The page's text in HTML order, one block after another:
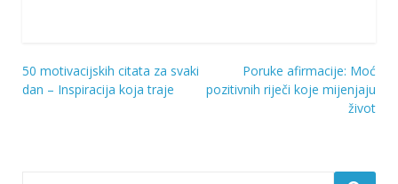
Navigacija
50 motivacijskih citata za svaki
dan – Inspiracija koja traje
Poruke afirmacije: Moć
pozitivnih riječi koje mijenjaju
život